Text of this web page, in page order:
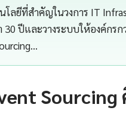
นโลยีที่สำคัญในวงการ IT
ปีและวางระบบให้องค์กรก
Sourcing